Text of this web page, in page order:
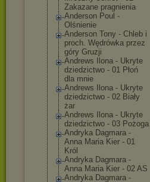
Zakazane pragnienia
Anderson Poul -
Olśnienie
Anderson Tony - Chleb i
proch. Wędrówka przez
góry Gruzji
Andrews Ilona - Ukryte
dziedzictwo - 01 Płoń
dla mnie
Andrews Ilona - Ukryte
dziedzictwo - 02 Biały
żar
Andrews Ilona - Ukryte
dziedzictwo - 03 Pożoga
Andryka Dagmara -
Anna Maria Kier - 01
Król
Andryka Dagmara -
Anna Maria Kier - 02 AS
Andryka Dagmara -